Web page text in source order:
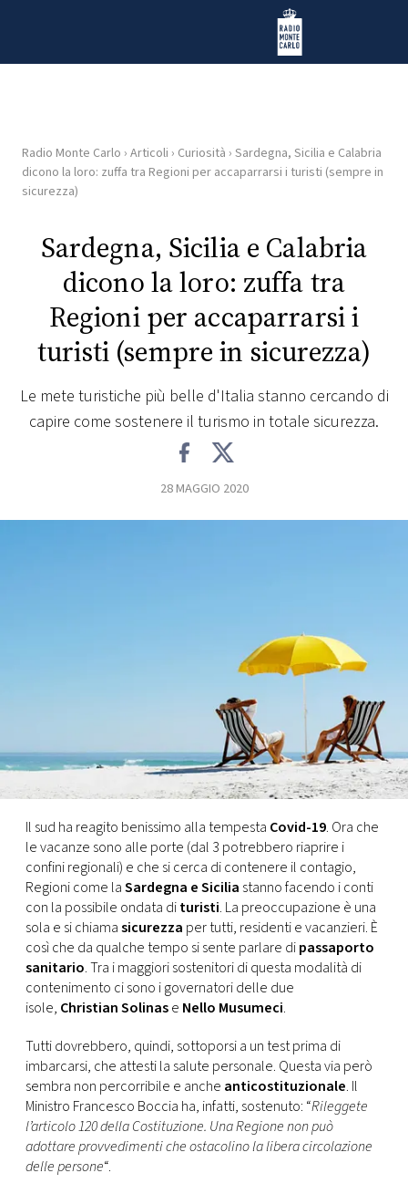
Radio Monte Carlo
HOME
RADIO
PLAYLIST
NEWS
MONACO
RMC
CONSIGLIA
Radio Monte Carlo › Articoli › Curiosità › Sardegna, Sicilia e Calabria
dicono la loro: zuffa tra Regioni per accaparrarsi i turisti (sempre in
sicurezza)
Sardegna, Sicilia e Calabria
dicono la loro: zuffa tra
Regioni per accaparrarsi i
turisti (sempre in sicurezza)
Le mete turistiche più belle d'Italia stanno cercando di
capire come sostenere il turismo in totale sicurezza.
28 MAGGIO 2020
Il sud ha reagito benissimo alla tempesta Covid-19. Ora che
le vacanze sono alle porte (dal 3 potrebbero riaprire i
confini regionali) e che si cerca di contenere il contagio,
Regioni come laSardegna eSicilia stanno facendo i conti
con la possibile ondata dituristi. La preoccupazione è una
sola e si chiamasicurezza per tutti, residenti e vacanzieri. È
così che da qualche tempo si sente parlare dipassaporto
sanitario. Tra i maggiori sostenitori di questa modalità di
contenimento ci sono i governatori delle due
isole, Christian Solinase Nello Musumeci.
Tutti dovrebbero, quindi, sottoporsi a un test prima di
imbarcarsi, che attesti la salute personale. Questa via però
sembra non percorribile e anche anticostituzionale. Il
Ministro Francesco Boccia ha, infatti, sostenuto: “Rileggete
l’articolo 120 della Costituzione. Una Regione non può
adottare provvedimenti che ostacolino la libera circolazione
delle persone“.